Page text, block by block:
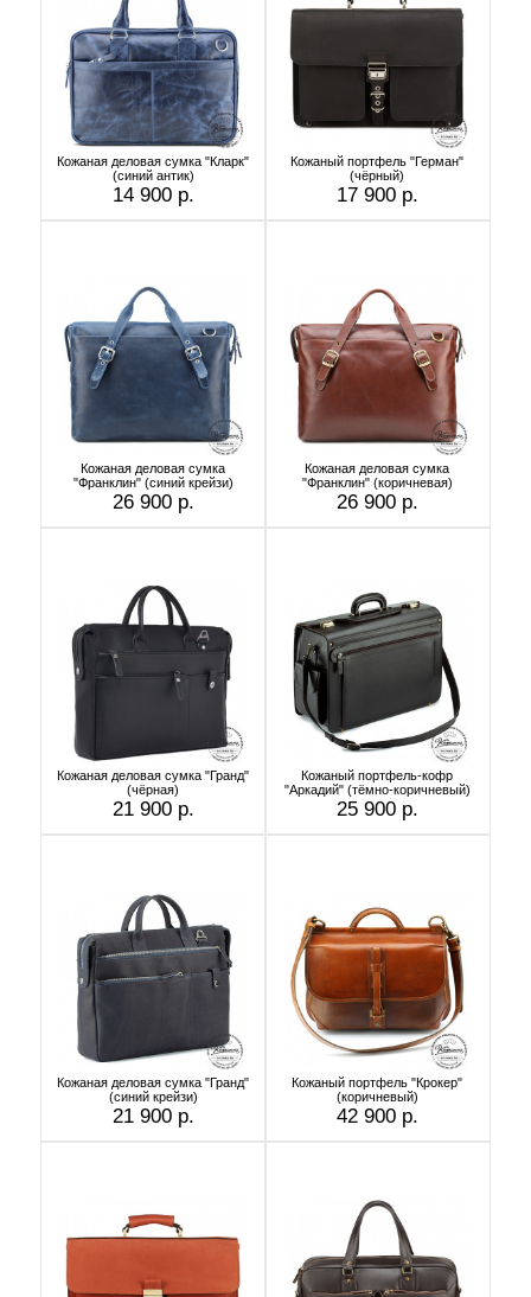
Кожаная деловая сумка "Кларк"
(синий антик)
14 900 р.
Кожаный портфель "Герман"
(чёрный)
17 900 р.
Кожаная деловая сумка
"Франклин" (синий крейзи)
26 900 р.
Кожаная деловая сумка
"Франклин" (коричневая)
26 900 р.
Кожаная деловая сумка "Гранд"
(чёрная)
21 900 р.
Кожаный портфель-кофр
"Аркадий" (тёмно-коричневый)
25 900 р.
Кожаная деловая сумка "Гранд"
(синий крейзи)
21 900 р.
Кожаный портфель "Крокер"
(коричневый)
42 900 р.